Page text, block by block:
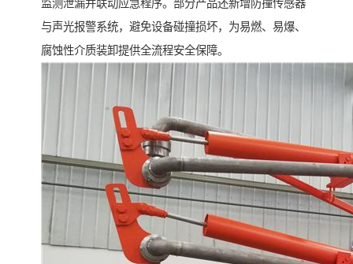
监测泄漏并联动应急程序。部分产品还新增防撞传感器
与声光报警系统，避免设备碰撞损坏，为易燃、易爆、
腐蚀性介质装卸提供全流程安全保障。